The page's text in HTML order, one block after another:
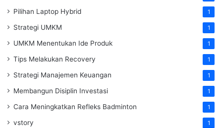
Pilihan Laptop Hybrid 1
Strategi UMKM 1
UMKM Menentukan Ide Produk 1
Tips Melakukan Recovery 1
Strategi Manajemen Keuangan 1
Membangun Disiplin Investasi 1
Cara Meningkatkan Refleks Badminton 1
vstory 1